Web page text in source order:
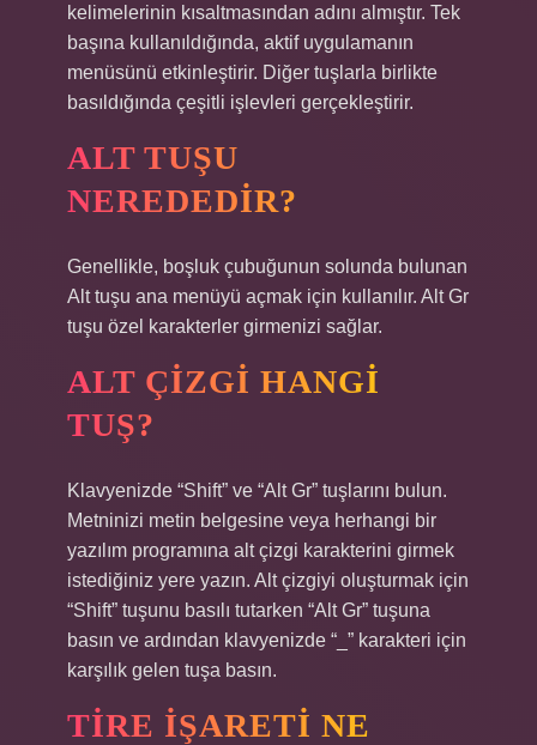
kelimelerinin kısaltmasından adını almıştır. Tek
başına kullanıldığında, aktif uygulamanın
menüsünü etkinleştirir. Diğer tuşlarla birlikte
basıldığında çeşitli işlevleri gerçekleştirir.
ALT TUŞU
NEREDEDIR?
Genellikle, boşluk çubuğunun solunda bulunan
Alt tuşu ana menüyü açmak için kullanılır. Alt Gr
tuşu özel karakterler girmenizi sağlar.
ALT ÇIZGI HANGI
TUŞ?
Klavyenizde “Shift” ve “Alt Gr” tuşlarını bulun.
Metninizi metin belgesine veya herhangi bir
yazılım programına alt çizgi karakterini girmek
istediğiniz yere yazın. Alt çizgiyi oluşturmak için
“Shift” tuşunu basılı tutarken “Alt Gr” tuşuna
basın ve ardından klavyenizde “_” karakteri için
karşılık gelen tuşa basın.
TIRE IŞARETI NE